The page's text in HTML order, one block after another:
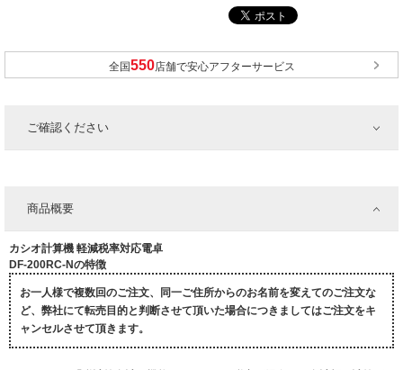
全国 店舗で安心アフターサービス
ご確認ください
商品概要
カシオ計算機 軽減税率対応電卓
DF-200RC-Nの特徴
お一人様で複数回のご注文、同一ご住所からのお名前を変えてのご注文な
ど、弊社にて転売目的と判断させて頂いた場合につきましてはご注文をキ
ャンセルさせて頂きます。